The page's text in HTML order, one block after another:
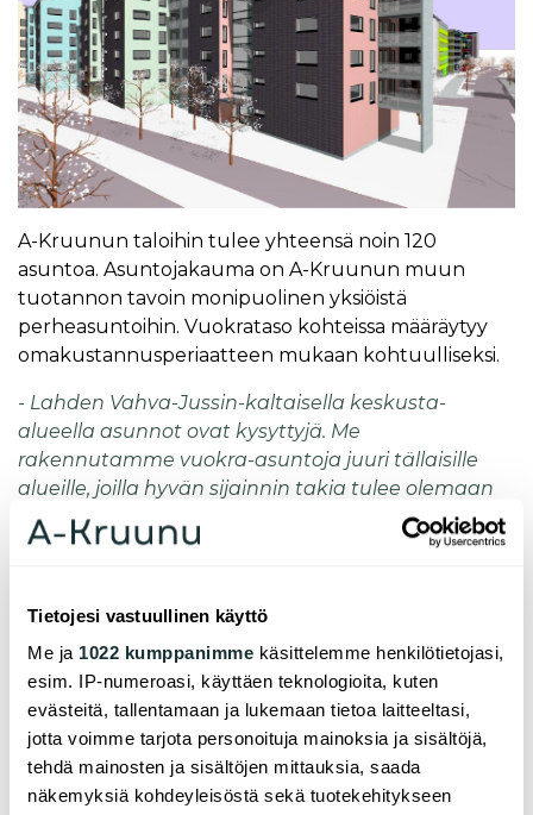
Tietojesi vastuullinen käyttö
Me ja 1022 kumppanimme käsittelemme henkilötietojasi,
esim. IP-numeroasi, käyttäen teknologioita, kuten
evästeitä, tallentamaan ja lukemaan tietoa laitteeltasi,
jotta voimme tarjota personoituja mainoksia ja sisältöjä,
tehdä mainosten ja sisältöjen mittauksia, saada
näkemyksiä kohdeyleisöstä sekä tuotekehitykseen
A-Kruunun taloihin tulee yhteensä noin 120
asuntoa. Asuntojakauma on A-Kruunun muun
tuotannon tavoin monipuolinen yksiöistä
perheasuntoihin. Vuokrataso kohteissa määräytyy
omakustannusperiaatteen mukaan kohtuulliseksi.
- Lahden Vahva-Jussin-kaltaisella keskusta-
alueella asunnot ovat kysyttyjä. Me
rakennutamme vuokra-asuntoja juuri tällaisille
alueille, joilla hyvän sijainnin takia tulee olemaan
kysyntää myös tulevaisuudessa, kertoo
toimitusjohtaja Jari Mäkimattila.
käynnistyy tämänhetkisen arviomme mukaan
urakkakilpailutuksen jälkeen ensi syksynä.
Seuraavat kaksi taloa käynnistyvät
suunnitelmiemme mukaan vuosina 2023 ja 2025,
toteaa Mäkimattila.
Koko Vahva-Jussin muuttuvalle teollisuusalueelle